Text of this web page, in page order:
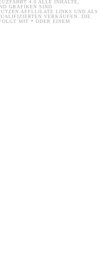
4.0 ALLE INHALTE,
GRAFIKEN SIND
AFFLLILATE LINKS UND ALS
VERKÄUFEN. DIE
MIT * ODER EINEM